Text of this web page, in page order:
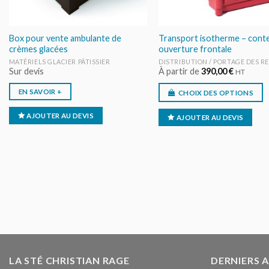
Box pour vente ambulante de
crèmes glacées
MATÉRIELS GLACIER PÂTISSIER
Sur devis
EN SAVOIR +
AJOUTER AU DEVIS
Transport isotherme –
ouverture frontale
DISTRIBUTION / PORTAGE DES
À partir de390,00€ HT
CHOIX DES OPTIONS
AJOUTER AU DEVIS
LA STÉ CHRISTIAN RAGE DERNIERS